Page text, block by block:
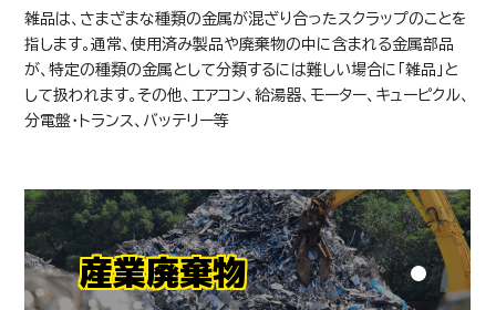
雑品は、さまざまな種類の金属が混ざり合ったスクラップのことを
指します。通常、使用済み製品や廃棄物の中に含まれる金属部品
が、特定の種類の金属として分類するには難しい場合に「雑品」と
して扱われます。その他、エアコン、給湯器、モーター、キューピクル、
分電盤・トランス、バッテリー等
産業廃棄物